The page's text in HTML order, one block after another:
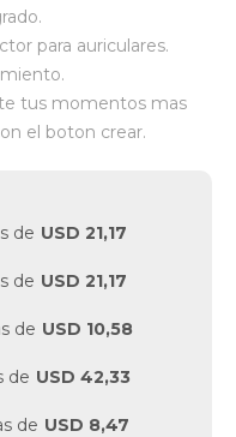
para auriculares.
tus momentos mas
el boton crear.
de USD 21,17
de USD 21,17
de USD 10,58
de USD 42,33
de USD 8,47